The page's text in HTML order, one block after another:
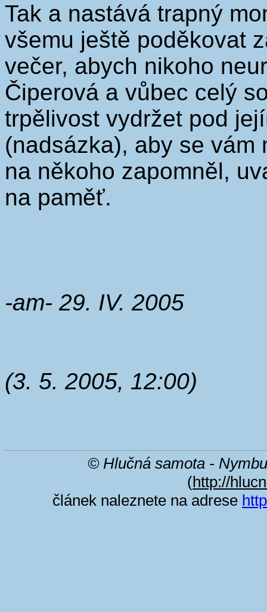
Tak a nastává trapný
všemu ještě poděkovat
večer, abych nikoho
Čiperová a vůbec celý
trpělivost vydržet pod
(nadsázka), aby se vám
na někoho zapomněl,
na paměť.
-am- 29. IV. 2005
(3. 5. 2005, 12:00)
© Hlučná samota -
(http://
článek naleznete na adrese